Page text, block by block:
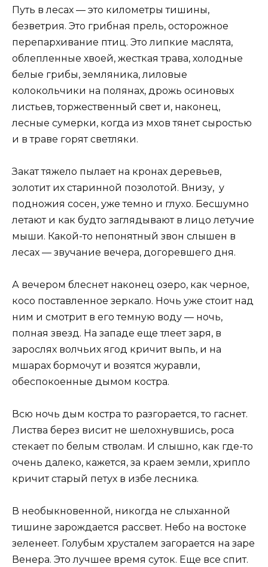
Путь в лесах — это километры тишины,
безветрия. Это грибная прель, осторожное
перепархивание птиц. Это липкие маслята,
облепленные хвоей, жесткая трава, холодные
белые грибы, земляника, лиловые
колокольчики на полянах, дрожь осиновых
листьев, торжественный свет и, наконец,
лесные сумерки, когда из мхов тянет сыростью
и в траве горят светляки.
Закат тяжело пылает на кронах деревьев,
золотит их старинной позолотой. Внизу, у
подножия сосен, уже темно и глухо. Бесшумно
летают и как будто заглядывают в лицо летучие
мыши. Какой-то непонятный звон слышен в
лесах — звучание вечера, догоревшего дня.
А вечером блеснет наконец озеро, как черное,
косо поставленное зеркало. Ночь уже стоит над
ним и смотрит в его темную воду — ночь,
полная звезд. На западе еще тлеет заря, в
зарослях волчьих ягод кричит выпь, и на
мшарах бормочут и возятся журавли,
обеспокоенные дымом костра.
Всю ночь дым костра то разгорается, то гаснет.
Листва берез висит не шелохнувшись, роса
стекает по белым стволам. И слышно, как где-то
очень далеко, кажется, за краем земли, хрипло
кричит старый петух в избе лесника.
В необыкновенной, никогда не слыханной
тишине зарождается рассвет. Небо на востоке
зеленеет. Голубым хрусталем загорается на заре
Венера. Это лучшее время суток. Еще все спит.